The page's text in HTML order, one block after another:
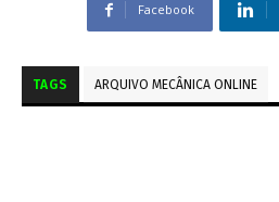
Facebook
TAGS ARQUIVO MECÂNICA ONLINE